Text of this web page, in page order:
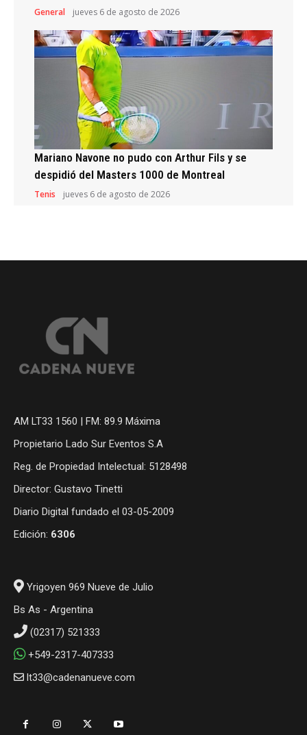
General jueves 6 de agosto de 2026
Mariano Navone no pudo con Arthur Fils y se
despidió del Masters 1000 de Montreal
Tenis jueves 6 de agosto de 2026
AM LT33 1560 | FM: 89.9 Máxima
Propietario Lado Sur Eventos S.A
Reg. de Propiedad Intelectual: 5128498
Director: Gustavo Tinetti
Diario Digital fundado el 03-05-2009
Edición: 6306
Yrigoyen 969 Nueve de Julio
Bs As - Argentina
(02317) 521333
+549-2317-407333
lt33@cadenanueve.com